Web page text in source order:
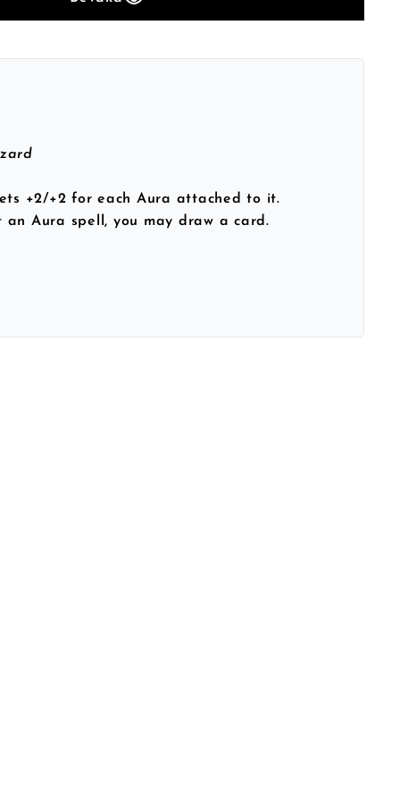
+2/+2 for each Aura attached to it.
an Aura spell, you may draw a card.